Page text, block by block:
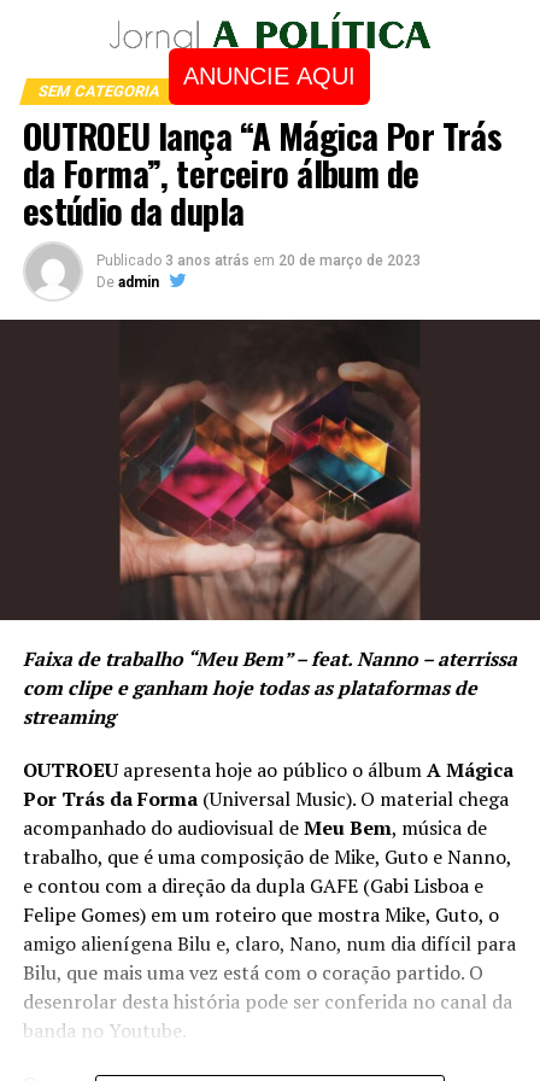
ANUNCIE AQUI
SEM CATEGORIA
OUTROEU lança “A Mágica Por Trás
da Forma”, terceiro álbum de
estúdio da dupla
Publicado 3 anos atrás em 20 de março de 2023
De admin
Faixa de trabalho“Meu Bem” –feat.Nanno – aterrissa
com clipe e ganham hoje todas as plataformas de
streaming
OUTROEUapresenta hoje ao público o álbumAMágica
Por Trás da Forma(Universal Music). O material chega
acompanhado do audiovisual deMeu Bem, música de
trabalho, que é uma composição de Mike, Guto e Nanno,
e contou com a direção da dupla GAFE (Gabi Lisboa e
Felipe Gomes) em um roteiro que mostra Mike, Guto, o
amigo alienígena Bilu e, claro, Nano, num dia difícil para
Bilu, que mais uma vez está com o coração partido. O
desenrolar desta história pode ser conferida no canal da
banda no Youtube.